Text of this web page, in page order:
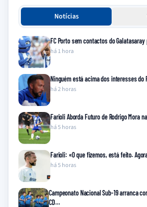
Notícias
FC Porto sem contactos do Galatasaray
há 1 hora
Ninguém está acima dos interesses do
há 2 horas
Farioli Aborda Futuro de Rodrigo Mora
há 5 horas
Farioli: «O que fizemos, está feito.
há 5 horas
Campeonato Nacional Sub-19 arranca
CD…